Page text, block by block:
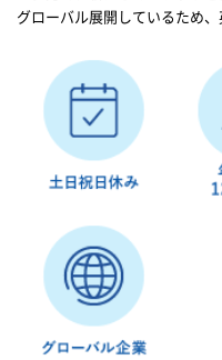
グローバル展開しているため